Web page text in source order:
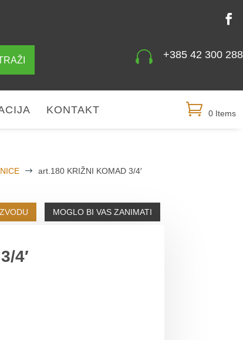
 +385 42 300 288
KONTAKT 0 Items
$ art.180 KRIŽNI KOMAD 3/4′
MOGLO BI VAS ZANIMATI
4′